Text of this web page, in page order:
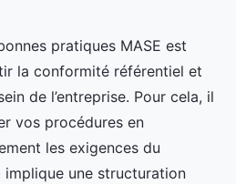
pratiques MASE est
la conformité référentiel et
de l’entreprise. Pour cela, il
vos procédures en
les exigences du
implique une structuration